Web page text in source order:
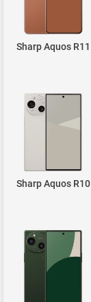
Sharp Aquos R11
Sharp Aquos R10